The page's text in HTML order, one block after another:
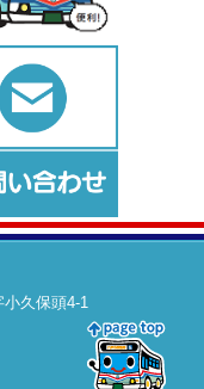
久保頭4-1